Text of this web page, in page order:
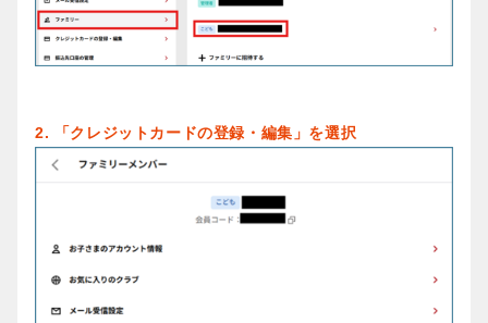
2. 「クレジットカードの登録・編集」を選択